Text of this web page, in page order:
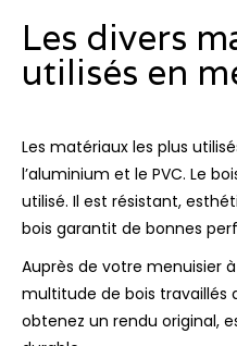
Les divers
utilisés en
Les matériaux les plus
l’aluminium et le PVC. Le
utilisé. Il est résistant,
bois garantit de bonnes
Auprès de votre menuisier
multitude de bois travaillés
obtenez un rendu original,